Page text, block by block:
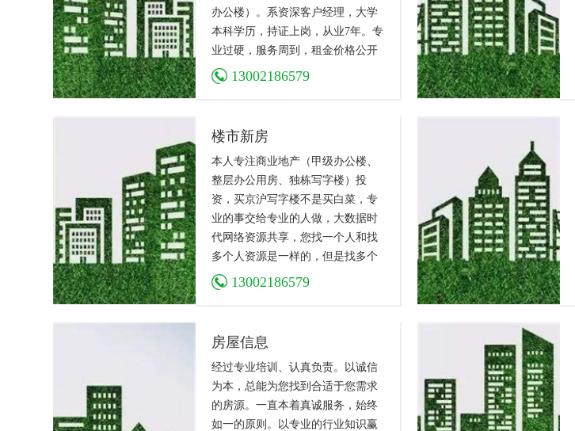
办公楼）。系资深客户经理，大学
本科学历，持证上岗，从业7年。专
业过硬，服务周到，租金价格公开
透明，资源丰富。竭诚为您提供真
13002186579
楼市新房
本人专注商业地产（甲级办公楼、
整层办公用房、独栋写字楼）投
资，买京沪写字楼不是买白菜，专
业的事交给专业的人做，大数据时
代网络资源共享，您找一个人和找
多个人资源是一样的，但是找多个
人您需要花更多的时间和精力，建
咨询，全程免费陪同实地考察，提
供建议方案、协助和谈判并签署合
同等服务的相关服务，免费提供挂
牌、委托、专业满意服务。
13002186579
房屋信息
经过专业培训、认真负责。以诚信
为本，总能为您找到合适于您需求
的房源。一直本着真诚服务，始终
如一的原则。以专业的行业知识赢